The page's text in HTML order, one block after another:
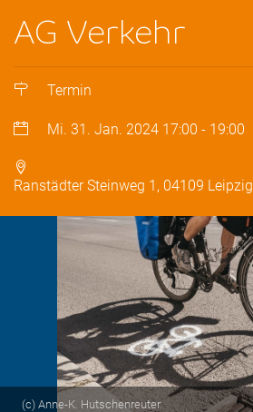
AG Verkehr
Termin
Mi. 31. Jan. 2024 17:00 - 19:00
Ranstädter Steinweg 1, 04109 Leipzig
(c) Anne-K. Hutschenreuter